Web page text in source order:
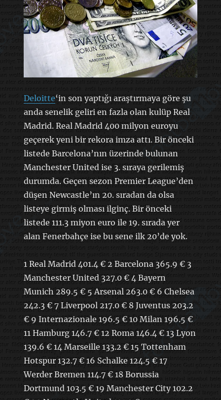
Deloitte‘in son yaptığı araştırmaya göre şu
anda senelik geliri en fazla olan kulüp Real
Madrid. Real Madrid 400 milyon euroyu
geçerek yeni bir rekora imza attı. Bir önceki
listede Barcelona’nın üzerinde bulunan
Manchester United ise 3. sıraya gerilemiş
durumda. Geçen sezon Premier League’den
düşen Newcastle’ın 20. sıradan da olsa
listeye girmiş olması ilginç. Bir önceki
listede 111.3 miyon euro ile 19. sırada yer
alan Fenerbahçe ise bu sene ilk 20’de yok.
1 Real Madrid 401.4 € 2 Barcelona 365.9 € 3
Manchester United 327.0 € 4 Bayern
Munich 289.5 € 5 Arsenal 263.0 € 6 Chelsea
242.3 € 7 Liverpool 217.0 € 8 Juventus 203.2
€ 9 Internazionale 196.5 € 10 Milan 196.5 €
11 Hamburg 146.7 € 12 Roma 146.4 € 13 Lyon
139.6 € 14 Marseille 133.2 € 15 Tottenham
Hotspur 132.7 € 16 Schalke 124.5 € 17
Werder Bremen 114.7 € 18 Borussia
Dortmund 103.5 € 19 Manchester City 102.2